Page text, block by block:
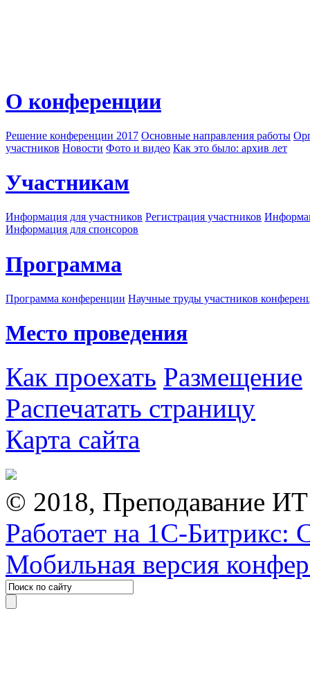
О конференции
Решение конференции 2017 Основные направления работы
участников Новости Фото и видео Как это было: архив лет
Участникам
Информация для участников Регистрация участников
Информация для спонсоров
Программа
Программа конференции Научные труды участников
Место проведения
Как проехать Размещение
Распечатать страницу
Карта сайта
© 2018, Преподавание
Работает на 1С-Битрикс:
Мобильная версия